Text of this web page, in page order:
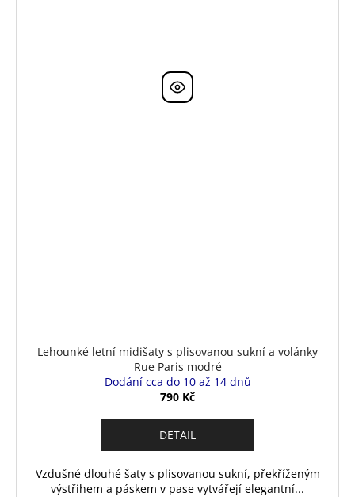
Lehounké letní midišaty s plisovanou sukní a volánky
Rue Paris modré
Dodání cca do 10 až 14 dnů
790 Kč
DETAIL
Vzdušné dlouhé šaty s plisovanou sukní, překříženým
výstřihem a páskem v pase vytvářejí elegantní...